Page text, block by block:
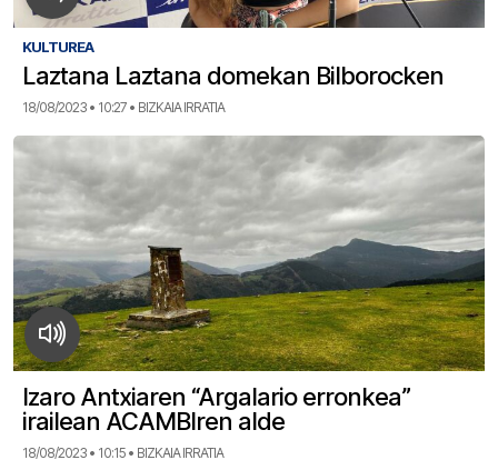
KULTUREA
Laztana Laztana domekan Bilborocken
18/08/2023 • 10:27 • BIZKAIA IRRATIA
Izaro Antxiaren “Argalario erronkea”
irailean ACAMBIren alde
18/08/2023 • 10:15 • BIZKAIA IRRATIA